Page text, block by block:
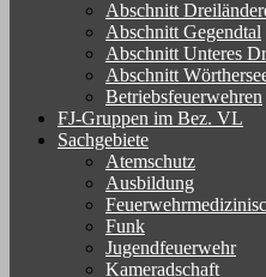
Abschnitt
Abschnitt Gegendtal
Abschnitt Unteres
Abschnitt
Betriebsfeuerwehren
FJ-Gruppen im Bez. VL
Sachgebiete
Atemschutz
Ausbildung
Funk
Jugendfeuerwehr
Kameradschaft